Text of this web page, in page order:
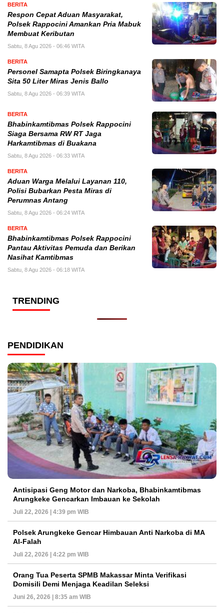
BERITA
Respon Cepat Aduan Masyarakat,
Polsek Rappocini Amankan Pria Mabuk
Membuat Keributan
Sabtu, 8 Agu 2026 - 06:46 WITA
BERITA
Personel Samapta Polsek Biringkanaya
Sita 50 Liter Miras Jenis Ballo
Sabtu, 8 Agu 2026 - 06:39 WITA
BERITA
Bhabinkamtibmas Polsek Rappocini
Siaga Bersama RW RT Jaga
Harkamtibmas di Buakana
Sabtu, 8 Agu 2026 - 06:33 WITA
BERITA
Aduan Warga Melalui Layanan 110,
Polisi Bubarkan Pesta Miras di
Perumnas Antang
Sabtu, 8 Agu 2026 - 06:24 WITA
BERITA
Bhabinkamtibmas Polsek Rappocini
Pantau Aktivitas Pemuda dan Berikan
Nasihat Kamtibmas
Sabtu, 8 Agu 2026 - 06:18 WITA
TRENDING
PENDIDIKAN
Antisipasi Geng Motor dan Narkoba, Bhabinkamtibmas
Arungkeke Gencarkan Imbauan ke Sekolah
Juli 22, 2026 | 4:39 pm WIB
Polsek Arungkeke Gencar Himbauan Anti Narkoba di MA
Al-Falah
Juli 22, 2026 | 4:22 pm WIB
Orang Tua Peserta SPMB Makassar Minta Verifikasi
Domisili Demi Menjaga Keadilan Seleksi
Juni 26, 2026 | 8:35 am WIB